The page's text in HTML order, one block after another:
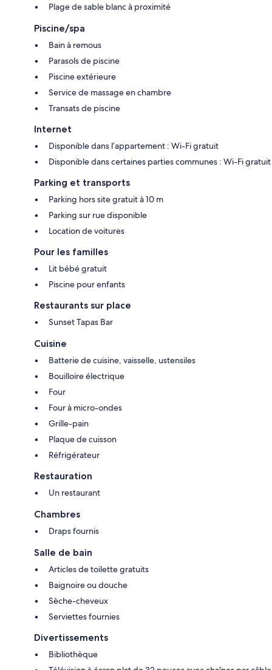
Plage de sable blanc à proximité
Piscine/spa
Bain à remous
Parasols de piscine
Piscine extérieure
Service de massage en chambre
Transats de piscine
Internet
Disponible dans l’appartement : Wi-Fi gratuit
Disponible dans certaines parties communes : Wi-Fi gratuit
Parking et transports
Parking hors site gratuit à 10 m
Parking sur rue disponible
Location de voitures
Pour les familles
Lit bébé gratuit
Piscine pour enfants
Restaurants sur place
Sunset Tapas Bar
Cuisine
Batterie de cuisine, vaisselle, ustensiles
Bouilloire électrique
Four
Four à micro-ondes
Grille-pain
Plaque de cuisson
Réfrigérateur
Restauration
Un restaurant
Chambres
Draps fournis
Salle de bain
Articles de toilette gratuits
Baignoire ou douche
Sèche-cheveux
Serviettes fournies
Divertissements
Bibliothèque